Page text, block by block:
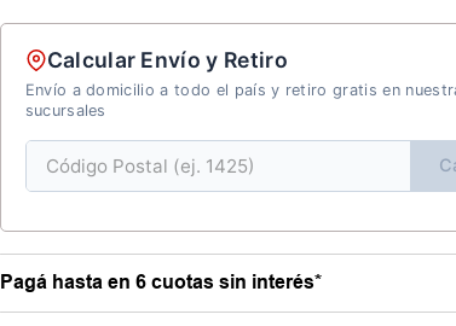
Calcular Envío y Retiro
Envío a domicilio a todo el país y retiro gratis en
sucursales
Pagá hasta en 6 cuotas sin interés*